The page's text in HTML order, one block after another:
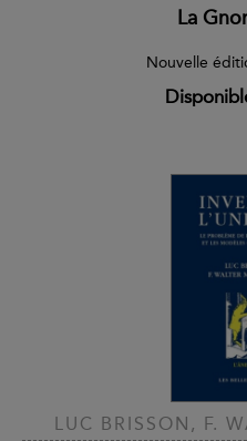
La
Nouvelle
LUC BRISSON, F.